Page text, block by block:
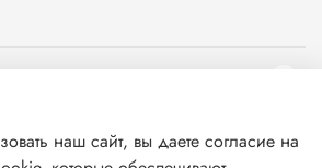
наш сайт, вы даете согласие на